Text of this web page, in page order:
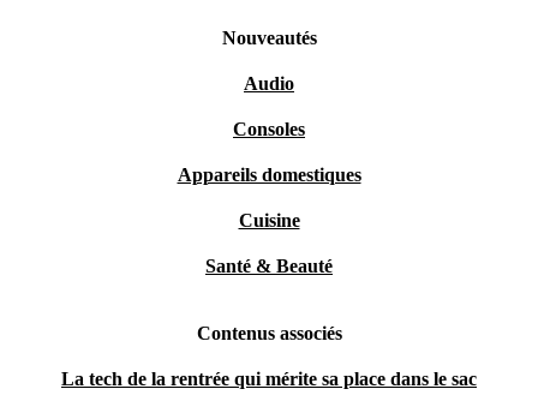
Nouveautés
Audio
Consoles
Appareils domestiques
Cuisine
Santé & Beauté
Contenus associés
La tech de la rentrée qui mérite sa place dans le sac